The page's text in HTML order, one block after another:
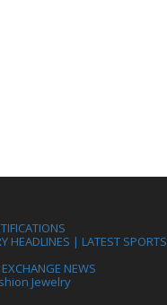
HEADLINES | LATEST SPORTS
NEWS
Jewelry